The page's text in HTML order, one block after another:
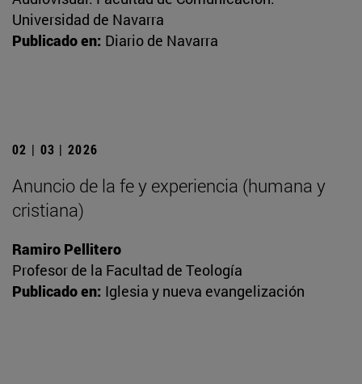
Universidad de Navarra
Publicado en: Diario de Navarra
02 | 03 | 2026
Anuncio de la fe y experiencia (humana y
cristiana)
Ramiro Pellitero
Profesor de la Facultad de Teología
Publicado en: Iglesia y nueva evangelización